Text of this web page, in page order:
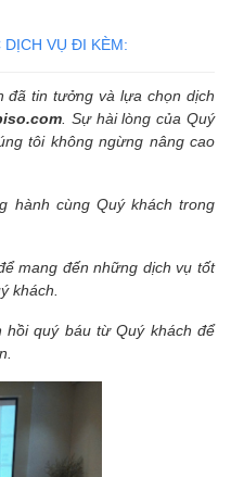
DỊCH VỤ ĐI KÈM:
đã tin tưởng và lựa chọn dịch
. Sự hài lòng của Quý
tôi không ngừng nâng cao
hành cùng Quý khách trong
mang đến những dịch vụ tốt
khách.
quý báu từ Quý khách để